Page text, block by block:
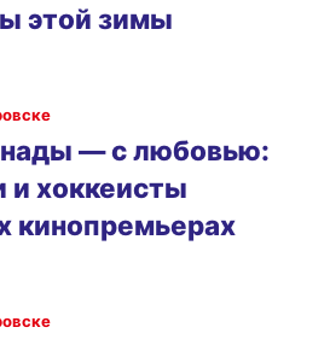
этой зимы
— с любовью:
хоккеисты
кинопремьерах